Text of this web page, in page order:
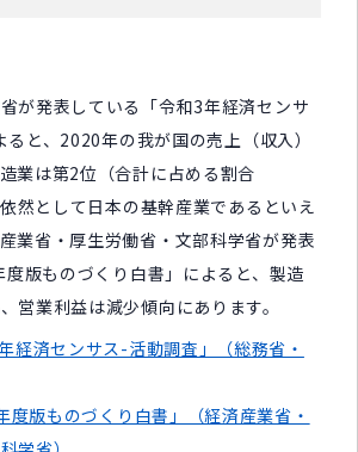
が発表している「令和3年経済センサ
と、2020年の我が国の売上（収入）
業は第2位（合計に占める割合
然として日本の基幹産業であるといえ
業省・厚生労働省・文部科学省が発表
版ものづくり白書」によると、製造
営業利益は減少傾向にあります。
年経済センサス-活動調査」（総務省・
度版ものづくり白書」（経済産業省・